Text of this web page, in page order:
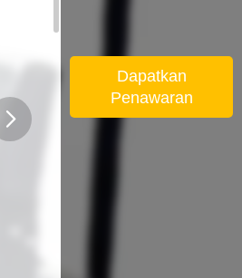
Dapatkan
Penawaran